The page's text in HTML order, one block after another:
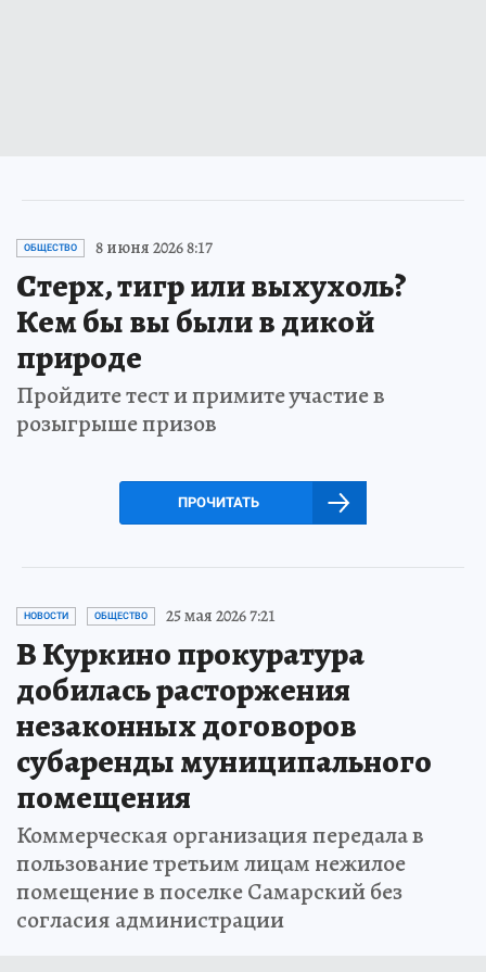
ОБЩЕСТВО 8 июня 2026 8:17
Стерх, тигр или выхухоль?
Кем бы вы были в дикой
природе
Пройдите тест и примите участие в
розыгрыше призов
ПРОЧИТАТЬ
НОВОСТИ ОБЩЕСТВО 25 мая 2026 7:21
В Куркино прокуратура
добилась расторжения
незаконных договоров
субаренды муниципального
помещения
Коммерческая организация передала в
пользование третьим лицам нежилое
помещение в поселке Самарский без
согласия администрации